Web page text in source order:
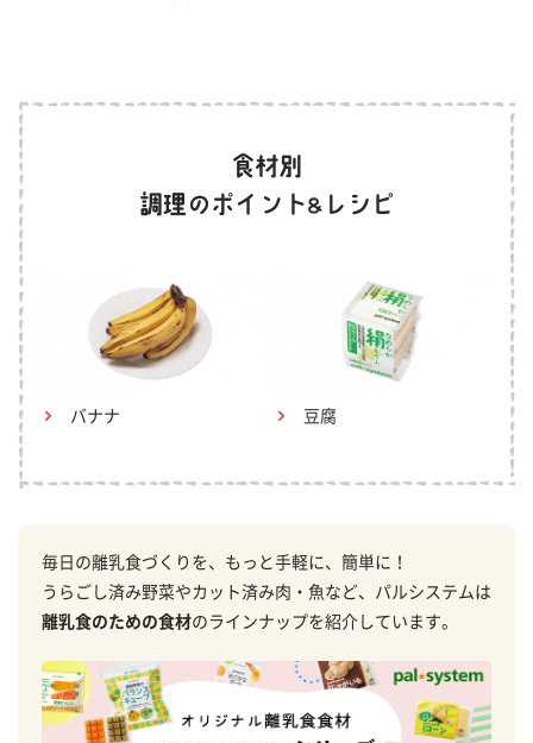
バナナ 豆腐
毎日の離乳食づくりを、もっと手軽に、簡単に！
うらごし済み野菜やカット済み肉・魚など、パルシステムは
離乳食のための食材のラインナップを紹介しています。